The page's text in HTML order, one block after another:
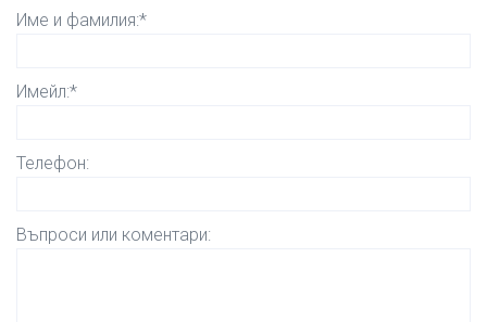
Име и фамилия:*
Имейл:*
Телефон:
Въпроси или коментари: